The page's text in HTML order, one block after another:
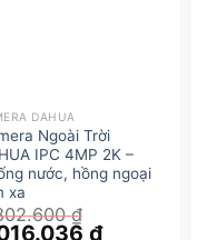
DAHUA
Ngoài Trời
IPC 4MP 2K –
nước, hồng ngoại
xa
₫
₫Giá